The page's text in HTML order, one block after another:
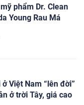
phẩm Dr. Clean
Young Rau Má
ở Việt Nam “lên đời”
ở trời Tây, giá cao